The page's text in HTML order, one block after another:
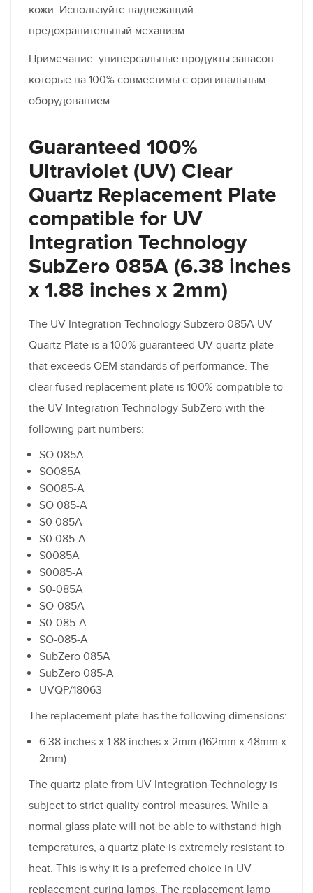
кожи. Используйте надлежащий
предохранительный механизм.
Примечание: универсальные продукты запасов
которые на 100% совместимы с оригинальным
оборудованием.
Guaranteed 100%
Ultraviolet (UV) Clear
Quartz Replacement Plate
compatible for UV
Integration Technology
SubZero 085A (6.38 inches
x 1.88 inches x 2mm)
The UV Integration Technology Subzero 085A UV
Quartz Plate is a 100% guaranteed UV quartz plate
that exceeds OEM standards of performance. The
clear fused replacement plate is 100% compatible to
the UV Integration Technology SubZero with the
following part numbers:
SO 085A
SO085A
SO085-A
SO 085-A
S0 085A
S0 085-A
S0085A
S0085-A
S0-085A
SO-085A
S0-085-A
SO-085-A
SubZero 085A
SubZero 085-A
UVQP/18063
The replacement plate has the following dimensions:
6.38 inches x 1.88 inches x 2mm (162mm x 48mm x
2mm)
The quartz plate from UV Integration Technology is
subject to strict quality control measures. While a
normal glass plate will not be able to withstand high
temperatures, a quartz plate is extremely resistant to
heat. This is why it is a preferred choice in UV
replacement curing lamps. The replacement lamp